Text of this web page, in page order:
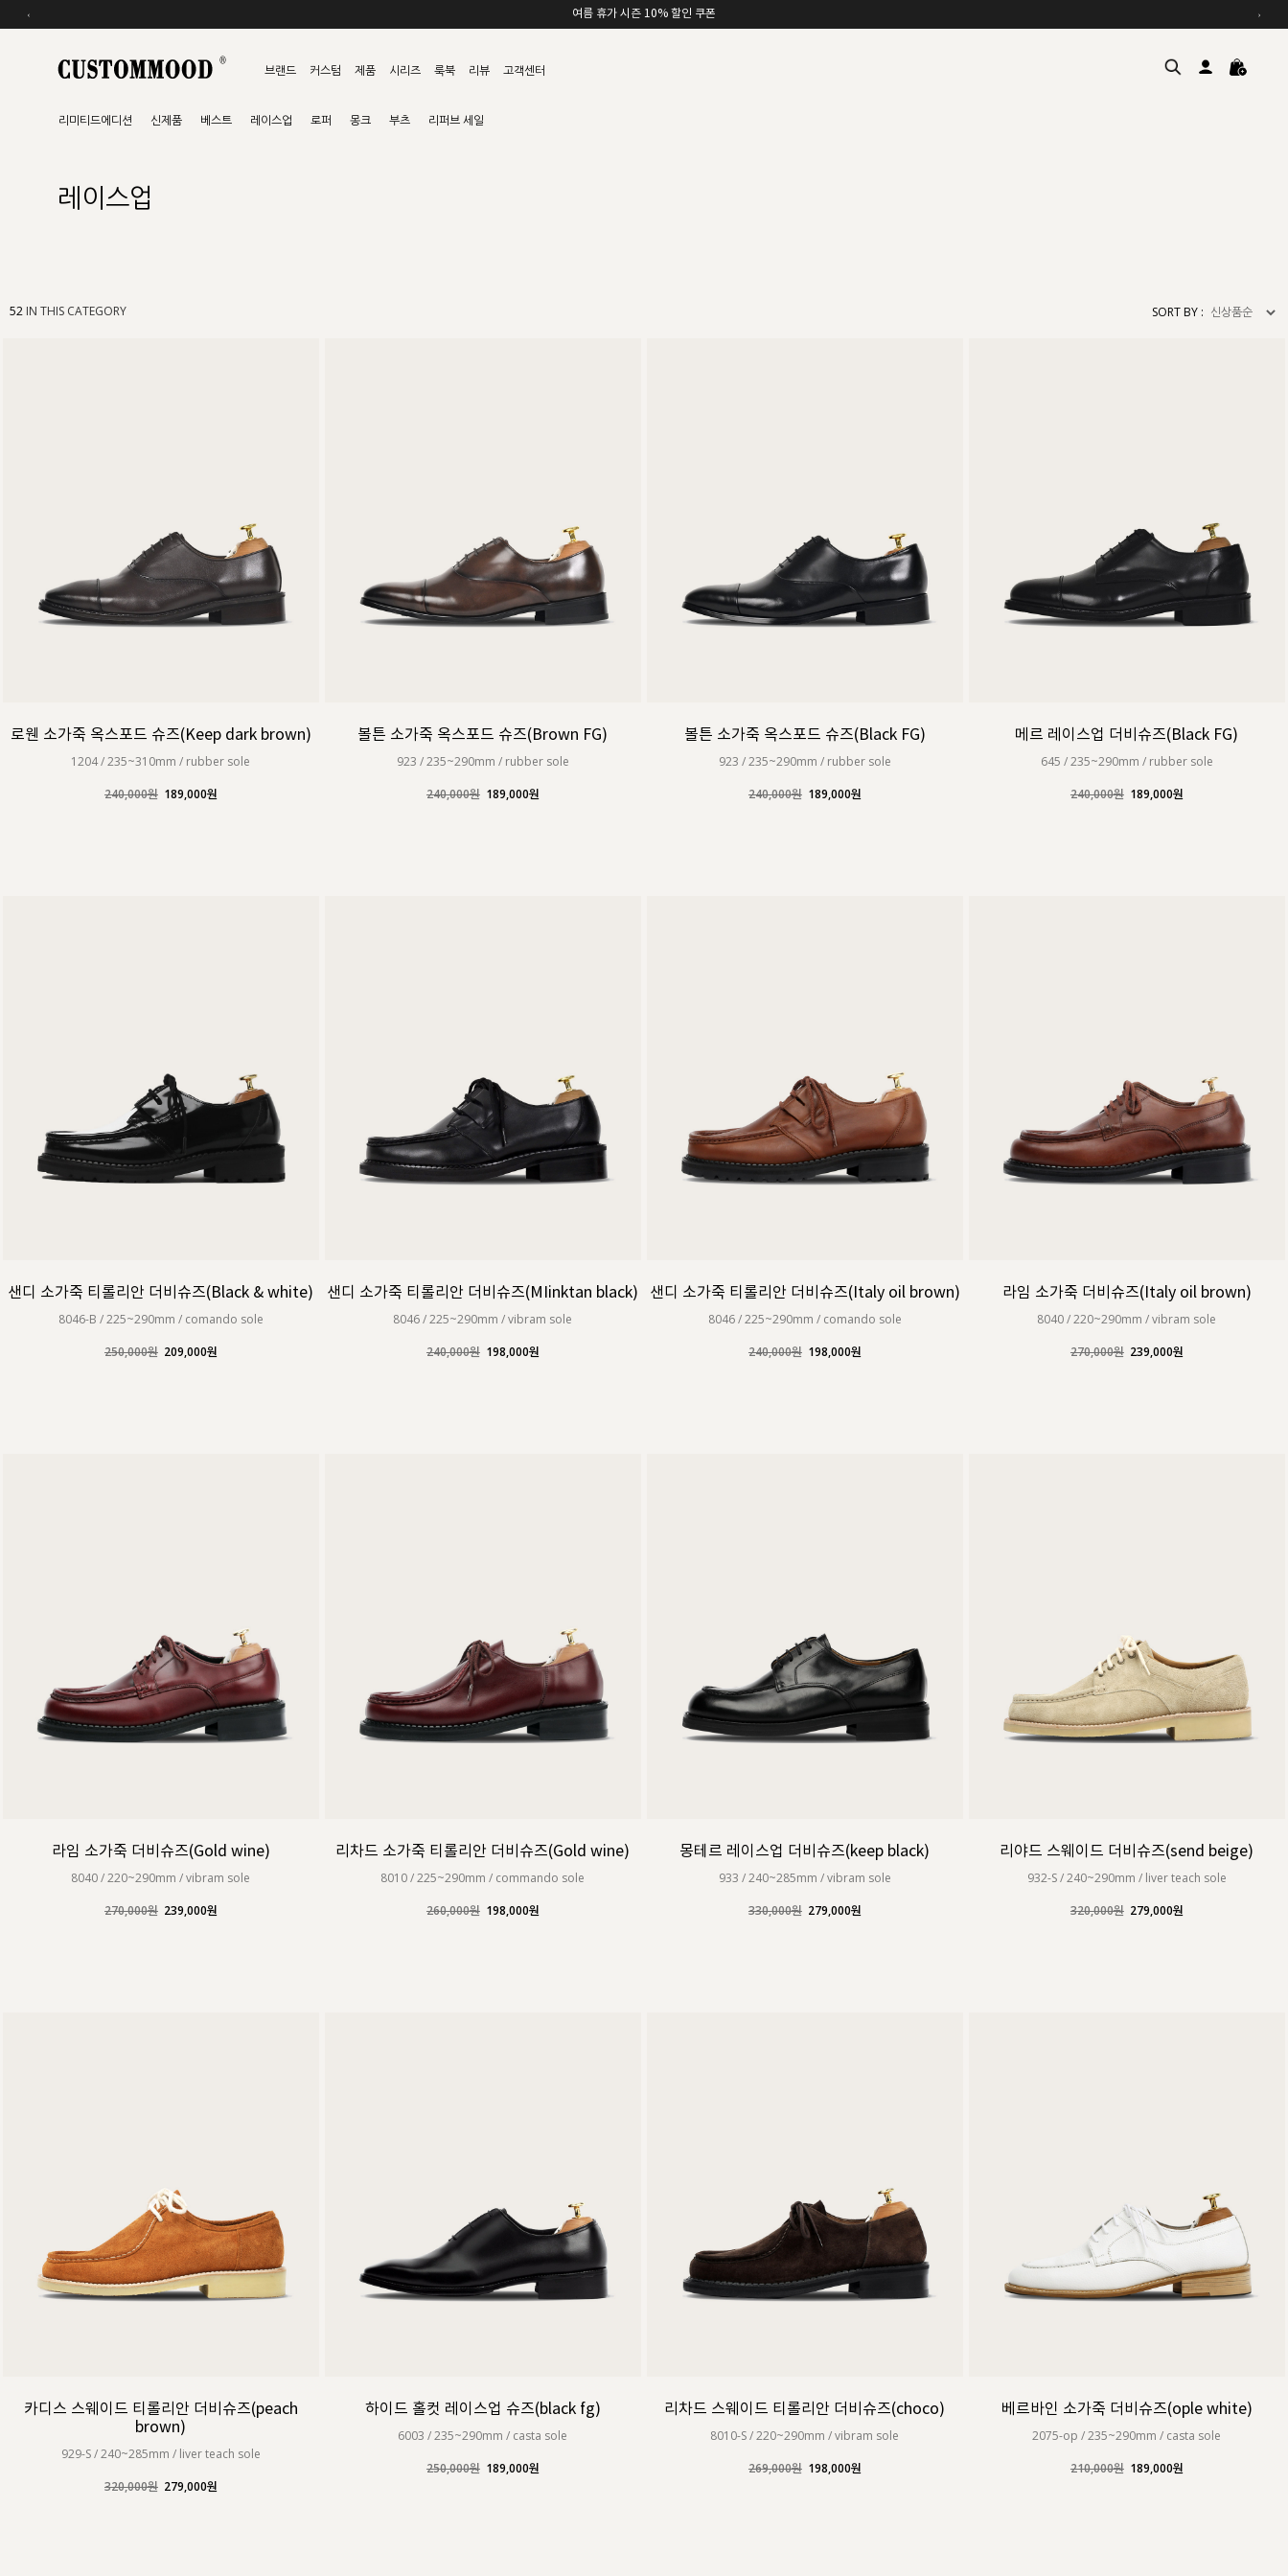
여름 휴가 시즌 10% 할인 쿠폰
‹ ›
브랜드 커스텀 제품 시리즈 룩북 리뷰 고객센터
설 연휴 배송 안내 및 쿠폰 혜
리미티드에디션 신제품 베스트 레이스업 로퍼 몽크 부츠 리퍼브 세일
레이스업
52 IN THIS CATEGORY SORT BY :
로웬 소가죽 옥스포드 슈즈(Keep dark brown)
1204 / 235~310mm / rubber sole
240,000원 189,000원
볼튼 소가죽 옥스포드 슈즈(Brown FG)
923 / 235~290mm / rubber sole
240,000원 189,000원
볼튼 소가죽 옥스포드 슈즈(Black FG)
923 / 235~290mm / rubber sole
240,000원 189,000원
메르 레이스업 더비슈즈(Black FG)
645 / 235~290mm / rubber sole
240,000원 189,000원
샌디 소가죽 티롤리안 더비슈즈(Black & white)
8046-B / 225~290mm / comando sole
250,000원 209,000원
샌디 소가죽 티롤리안 더비슈즈(MIinktan black)
8046 / 225~290mm / vibram sole
240,000원 198,000원
샌디 소가죽 티롤리안 더비슈즈(Italy oil brown)
8046 / 225~290mm / comando sole
240,000원 198,000원
라임 소가죽 더비슈즈(Italy oil brown)
8040 / 220~290mm / vibram sole
270,000원 239,000원
라임 소가죽 더비슈즈(Gold wine)
8040 / 220~290mm / vibram sole
270,000원 239,000원
리차드 소가죽 티롤리안 더비슈즈(Gold wine)
8010 / 225~290mm / commando sole
260,000원 198,000원
몽테르 레이스업 더비슈즈(keep black)
933 / 240~285mm / vibram sole
330,000원 279,000원
리야드 스웨이드 더비슈즈(send beige)
932-S / 240~290mm / liver teach sole
320,000원 279,000원
카디스 스웨이드 티롤리안 더비슈즈(peach
brown)
929-S / 240~285mm / liver teach sole
320,000원 279,000원
하이드 홀컷 레이스업 슈즈(black fg)
6003 / 235~290mm / casta sole
250,000원 189,000원
리차드 스웨이드 티롤리안 더비슈즈(choco)
8010-S / 220~290mm / vibram sole
269,000원 198,000원
베르바인 소가죽 더비슈즈(ople white)
2075-op / 235~290mm / casta sole
210,000원 189,000원